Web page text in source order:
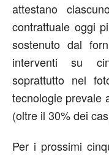
attestano
contrattuale oggi
sostenuto dal
interventi su
soprattutto nel
tecnologie prevale
(oltre il 30% dei
Per i prossimi